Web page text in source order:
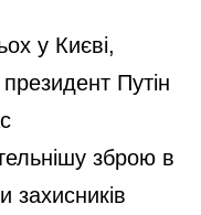
у Києві,
Путін
зброю в
захисників